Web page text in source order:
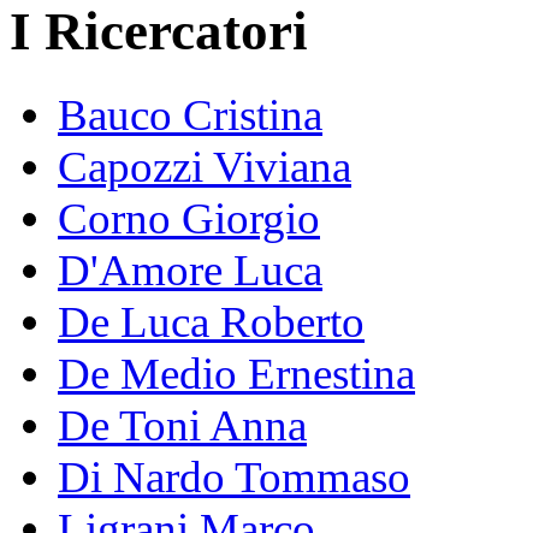
I Ricercatori
Bauco Cristina
Capozzi Viviana
Corno Giorgio
D'Amore Luca
De Luca Roberto
De Medio Ernestina
De Toni Anna
Di Nardo Tommaso